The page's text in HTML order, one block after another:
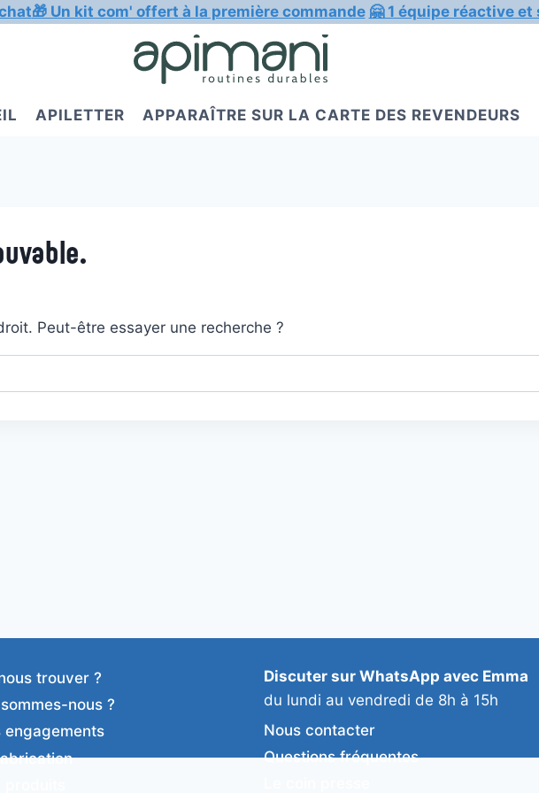
🎁 Un kit com' offert à la première commande 🤗 1 équipe réactive
APILETTER APPARAÎTRE SUR LA CARTE DES REVENDEURS
Peut-être essayer une recherche ?
trouver ?
nous ?
engagements
Discuter sur WhatsApp avec Emma
du lundi au vendredi de 8h à 15h
Nous contacter
Questions fréquentes